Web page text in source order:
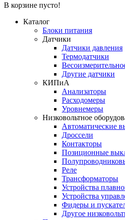
В корзине пусто!
Каталог
Блоки питания
Датчики
Датчики давления
Термодатчики
Другие датчики
КИПиА
Анализаторы
Расходомеры
Уровнемеры
Низковольтное
Автоматические
Дроссели
Контакторы
Позиционные
Реле
Трансформаторы
Устройства
Устройства
Фидеры и
Другое